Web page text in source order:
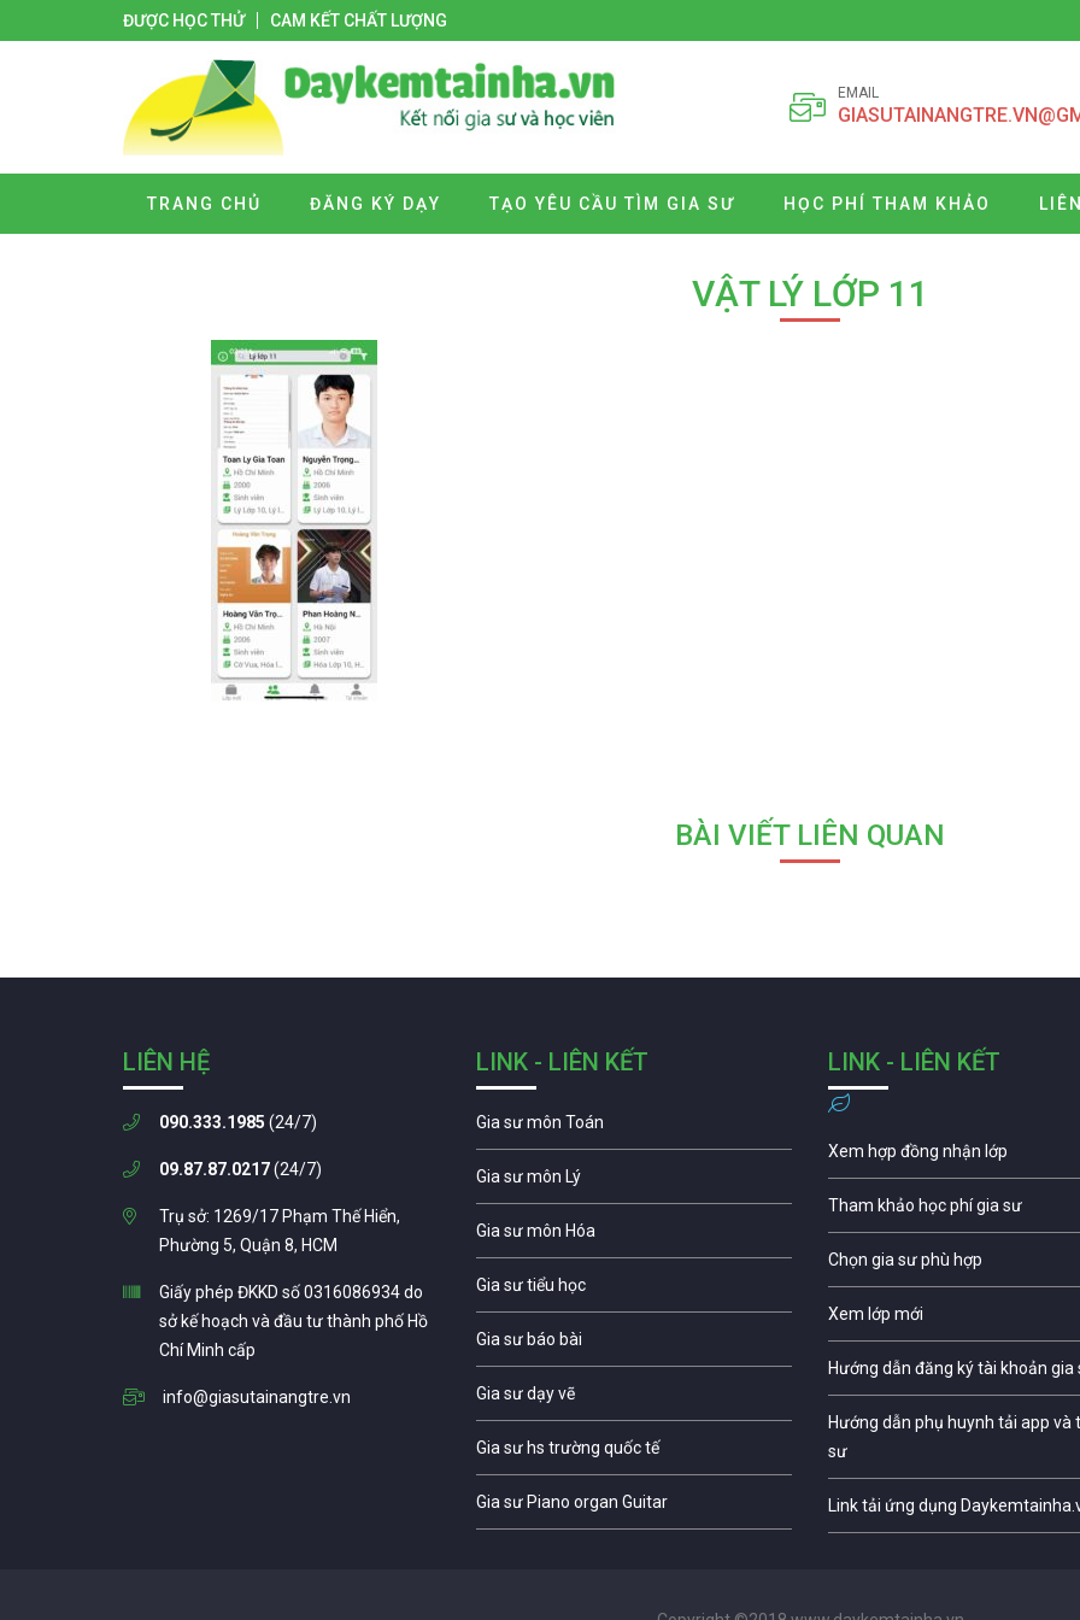
ĐƯỢC HỌC THỬ CAM KẾT CHẤT LƯỢNG
EMAIL
TRANG CHỦ ĐĂNG KÝ DẠY TẠO YÊU CẦU TÌM GIA SƯ HỌC PHÍ THAM KHẢO
VẬT LÝ LỚP 11
BÀI VIẾT LIÊN QUAN
LIÊN HỆ
090.333.1985 (24/7)
09.87.87.0217(24/7)
Trụ sở: 1269/17 Phạm Thế Hiển,
Phường 5, Quận 8, HCM
Giấy phép ĐKKD số 0316086934 do
sở kế hoạch và đầu tư thành phố Hồ
Chí Minh cấp
info@giasutainangtre.vn
LINK - LIÊN KẾT
Gia sư môn Toán
Gia sư môn Lý
Gia sư môn Hóa
Gia sư tiểu học
Gia sư báo bài
Gia sư dạy vẽ
Gia sư hs trường quốc tế
Gia sư Piano organ Guitar
LINK - LIÊN KẾT
Xem hợp đồng nhận lớp
Tham khảo học phí gia sư
Chọn gia sư phù hợp
Xem lớp mới
Hướng dẫn đăng ký tài khoản gia
Hướng dẫn phụ huynh tải app và
sư
Link tải ứng dụng